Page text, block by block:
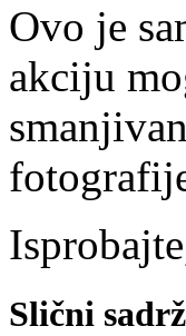
Ovo je
akciju
Slični